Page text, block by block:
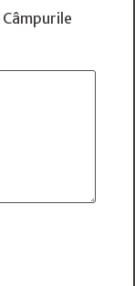
Câmpurile